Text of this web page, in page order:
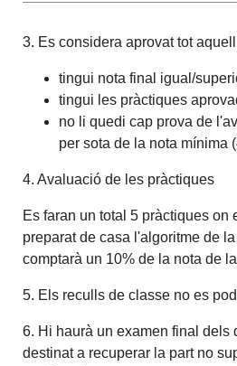
3. Es considera aprovat tot
tingui nota final igual/
tingui les pràctiques
no li quedi cap prova de
per sota de la nota mínima
4. Avaluació de les pràctiques
Es faran un total 5 pràctiques on
preparat de casa l'algoritme de
comptarà un 10% de la nota de
5. Els reculls de classe no es
6. Hi haurà un examen final dels
destinat a recuperar la part no